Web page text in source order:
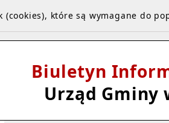
Biuletyn
Urząd Gminy
(cookies), które są wymagane do